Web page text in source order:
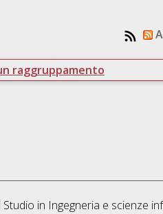
raggruppamento
in Ingegneria e scienze